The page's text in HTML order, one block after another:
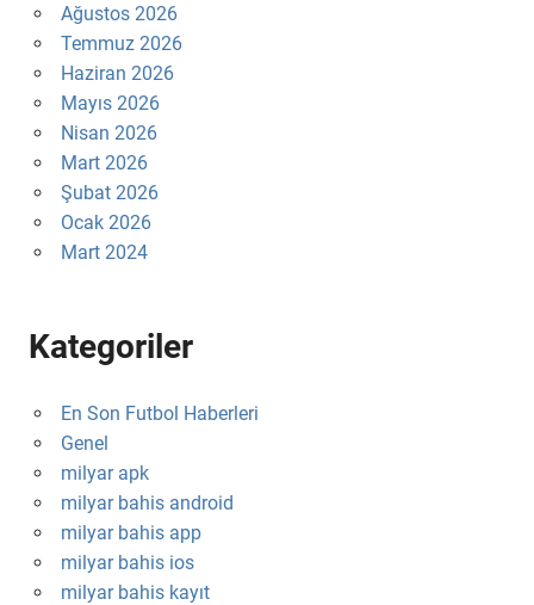
Ağustos 2026
Temmuz 2026
Haziran 2026
Mayıs 2026
Nisan 2026
Mart 2026
Şubat 2026
Ocak 2026
Mart 2024
Kategoriler
En Son Futbol Haberleri
Genel
milyar apk
milyar bahis android
milyar bahis app
milyar bahis ios
milyar bahis kayıt